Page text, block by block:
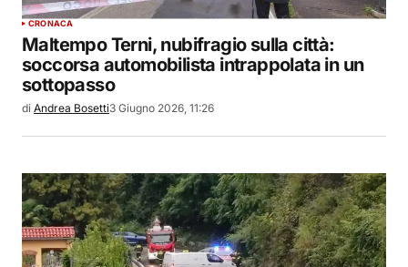
CRONACA
Maltempo Terni, nubifragio sulla città:
soccorsa automobilista intrappolata in un
sottopasso
di Andrea Bosetti3 Giugno 2026, 11:26